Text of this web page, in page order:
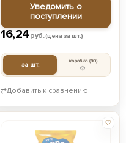
16,24руб.(цена за шт.)
за шт. коробка(90)
Уведомить о
поступлении
⇄Добавить к сравнению